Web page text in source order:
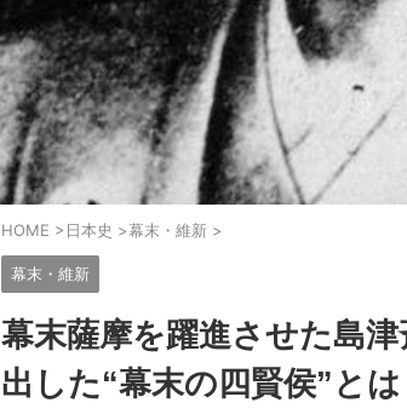
HOME >日本史 >幕末・維新 >
幕末・維新
幕末薩摩を躍進させた島
出した“幕末の四賢侯”とは